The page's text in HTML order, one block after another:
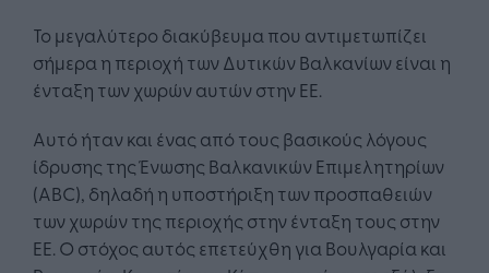
Το μεγαλύτερο διακύβευμα που αντιμετωπίζει
σήμερα η περιοχή των Δυτικών Βαλκανίων είναι η
ένταξη των χωρών αυτών στην ΕΕ.
Αυτό ήταν και ένας από τους βασικούς λόγους
ίδρυσης της Ένωσης Βαλκανικών Επιμελητηρίων
(ABC), δηλαδή η υποστήριξη των προσπαθειών
των χωρών της περιοχής στην ένταξη τους στην
ΕΕ. Ο στόχος αυτός επετεύχθη για Βουλγαρία και